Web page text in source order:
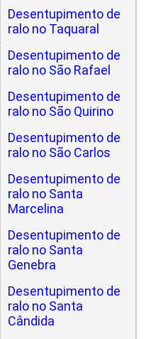
Desentupimento de
ralo no Taquaral
Desentupimento de
ralo no São Rafael
Desentupimento de
ralo no São Quirino
Desentupimento de
ralo no São Carlos
Desentupimento de
ralo no Santa
Marcelina
Desentupimento de
ralo no Santa
Genebra
Desentupimento de
ralo no Santa
Cândida